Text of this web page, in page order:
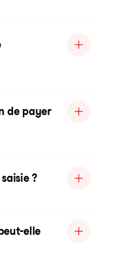
de payer
?
elle